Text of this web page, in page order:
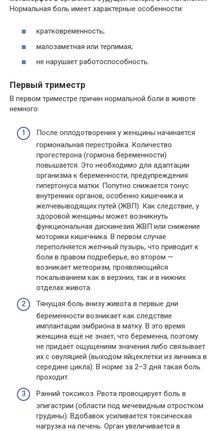
Нормальная боль имеет характерные особенности:
кратковременность;
малозаметная или терпимая;
не нарушает работоспособность.
Первый триместр
В первом триместре причин нормальной боли в животе
немного:
После оплодотворения у женщины начинается
гормональная перестройка. Количество
прогестерона (гормона беременности)
повышается. Это необходимо для адаптации
организма к беременности, предупреждения
гипертонуса матки. Попутно снижается тонус
внутренних органов, особенно кишечника и
желчевыводящих путей (ЖВП). Как следствие, у
здоровой женщины может возникнуть
функциональная дискинезия ЖВП или снижение
моторики кишечника. В первом случае
переполняется жёлчный пузырь, что приводит к
боли в правом подреберье, во втором —
возникает метеоризм, проявляющийся
покалыванием как в верхних, так и в нижних
отделах живота.
Тянущая боль внизу живота в первые дни
беременности возникает как следствие
имплантации эмбриона в матку. В это время
женщина ещё не знает, что беременна, поэтому
не придаёт ощущениям значения либо связывает
их с овуляцией (выходом яйцеклетки из яичника в
середине цикла). В норме за 2–3 дня такая боль
проходит.
Ранний токсикоз. Рвота провоцирует боль в
эпигастрии (области под мечевидным отростком
грудины). Вдобавок усиливается токсическая
нагрузка на печень. Орган увеличивается в